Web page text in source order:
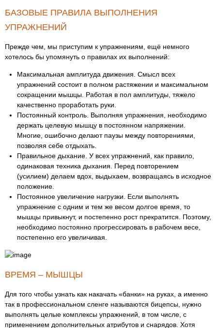
БАЗОВЫЕ ПРАВИЛА ВЫПОЛНЕНИЯ
УПРАЖНЕНИЙ
Прежде чем, мы приступим к упражнениям, ещё немного
хотелось бы упомянуть о правилах их выполнений:
Максимальная амплитуда движения. Смысл всех
упражнений состоит в полном растяжении и максимальном
сокращении мышцы. Работая в пол амплитуды, тяжело
качественно проработать руки.
Постоянный контроль. Выполняя упражнения, необходимо
держать целевую мышцу в постоянном напряжении.
Многие, ошибочно делают паузы между повторениями,
позволяя себе отдыхать.
Правильное дыхание. У всех упражнений, как правило,
одинаковая техника дыхания. Перед повторением
(усилием) делаем вдох, выдыхаем, возвращаясь в исходное
положение.
Постоянное увеличение нагрузки. Если выполнять
упражнение с одним и тем же весом долгое время, то
мышцы привыкнут, и постепенно рост прекратится. Поэтому,
необходимо постоянно прогрессировать в рабочем весе,
постепенно его увеличивая.
ВРЕМЯ – МЫШЦЫ
Для того чтобы узнать как накачать «банки» на руках, а именно
так в профессиональном сленге называются бицепсы, нужно
выполнять целые комплексы упражнений, в том числе, с
применением дополнительных атрибутов и снарядов. Хотя